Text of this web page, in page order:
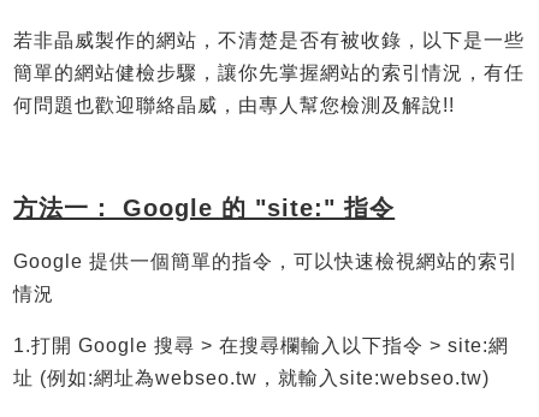
若非晶威製作的網站，不清楚是否有被收錄，以下是一些
簡單的網站健檢步驟，讓你先掌握網站的索引情況，有任
何問題也歡迎聯絡晶威，由專人幫您檢測及解說!!
方法一： Google 的 "site:" 指令
Google 提供一個簡單的指令，可以快速檢視網站的索引
情況
1.打開 Google 搜尋 >在搜尋欄輸入以下指令 >site:網
址 (例如:網址為webseo.tw，就輸入site:webseo.tw)